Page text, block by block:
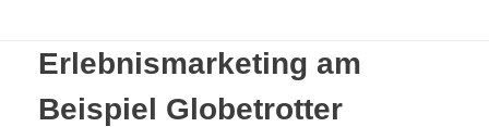
Erlebnismarketing am
Beispiel Globetrotter